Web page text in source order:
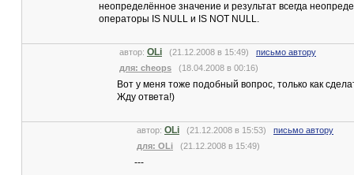
неопределённое значение и результат всегда
операторы IS NULL и IS NOT NULL.
автор: OLi (21.12.2008 в 15:49) письмо автору
для: cheops (18.04.2008 в 00:16)
Вот у меня тоже подобный вопрос, только как
Жду ответа!)
автор: OLi (21.12.2008 в 15:53) письмо автору
для: OLi (21.12.2008 в 15:49)
---